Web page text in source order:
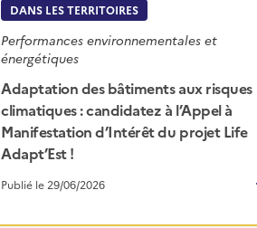
DANS LES TERRITOIRES
Performances environnementales et
énergétiques
Adaptation des bâtiments aux risques
climatiques : candidatez à l’Appel à
Manifestation d’Intérêt du projet Life
Adapt’Est !
Publié le 29/06/2026